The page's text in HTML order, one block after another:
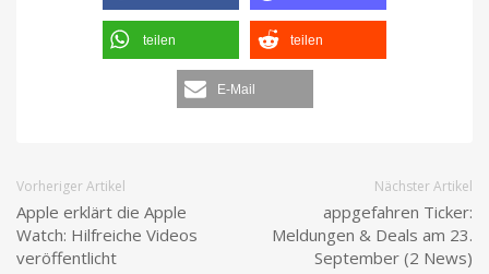
teilen teilen
E-Mail
Vorheriger Artikel
Apple erklärt die Apple
Watch: Hilfreiche Videos
veröffentlicht
Nächster Artikel
appgefahren Ticker:
Meldungen & Deals am 23.
September (2 News)